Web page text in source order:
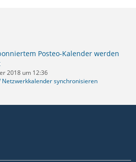
Posteo-Kalender werden
2018 um 12:36
Netzwerkkalender synchronisieren